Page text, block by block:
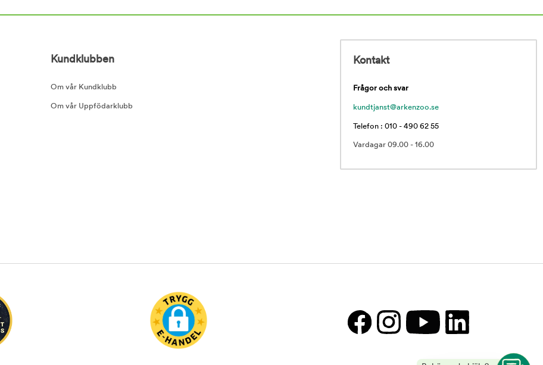
Kundklubben
Om vår Kundklubb
Om vår Uppfödarklubb
Kontakt
Frågor och svar
kundtjanst@arkenzoo.se
Telefon : 010 - 490 62 55
Vardagar 09.00 - 16.00